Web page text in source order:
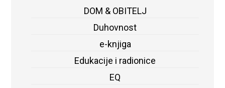
DOM & OBITELJ
Duhovnost
e-knjiga
Edukacije i radionice
EQ